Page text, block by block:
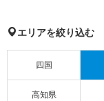
エリアを絞り込む
四国
高知県